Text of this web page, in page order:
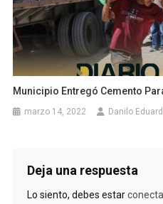
Municipio Entregó Cemento
marzo 14, 2022 Danilo
Deja una respuesta
Lo siento, debes estar